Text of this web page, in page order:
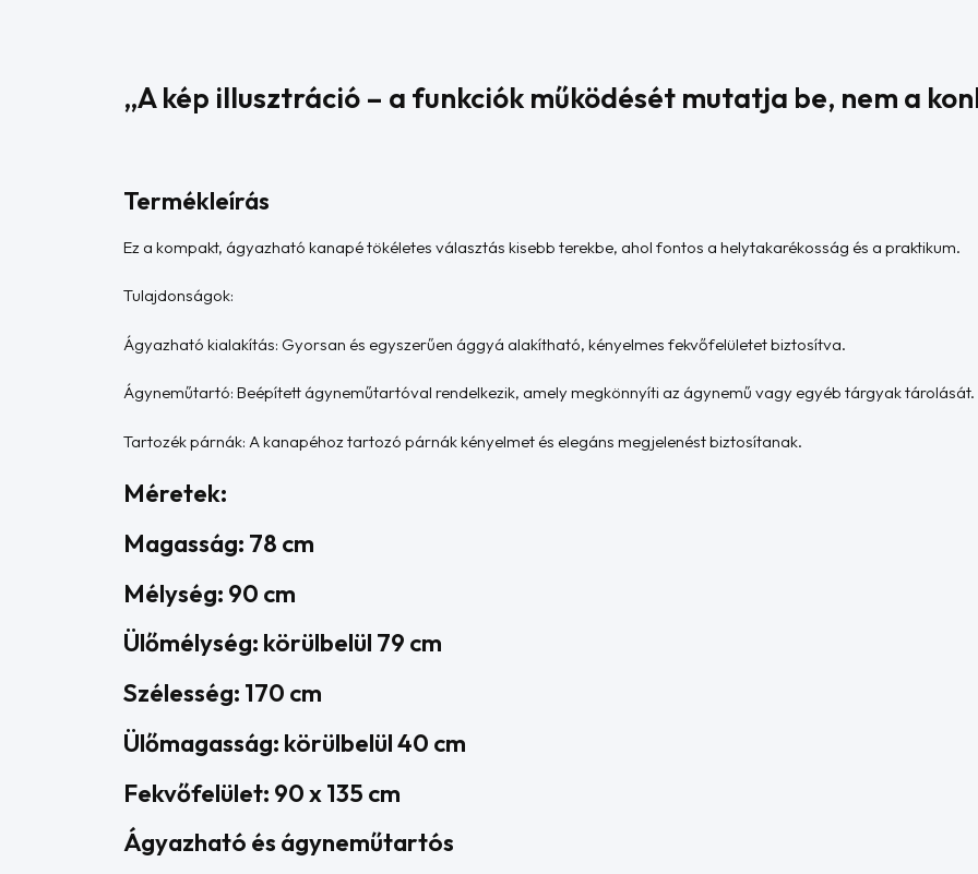
„A kép illusztráció – a funkciók működését mutatja be, nem a
Termékleírás
Ez a kompakt, ágyazható kanapé tökéletes választás kisebb terekbe, ahol fontos a helytakarékosság és a praktikum.
Tulajdonságok:
Ágyazható kialakítás: Gyorsan és egyszerűen ággyá alakítható, kényelmes fekvőfelületet biztosítva.
Ágyneműtartó: Beépített ágyneműtartóval rendelkezik, amely megkönnyíti az ágynemű vagy egyéb tárgyak tárolását.
Tartozék párnák: A kanapéhoz tartozó párnák kényelmet és elegáns megjelenést biztosítanak.
Méretek:
Magasság: 78 cm
Mélység: 90 cm
Ülőmélység: körülbelül 79 cm
Szélesség: 170 cm
Ülőmagasság: körülbelül 40 cm
Fekvőfelület: 90 x 135 cm
Ágyazható és ágyneműtartós